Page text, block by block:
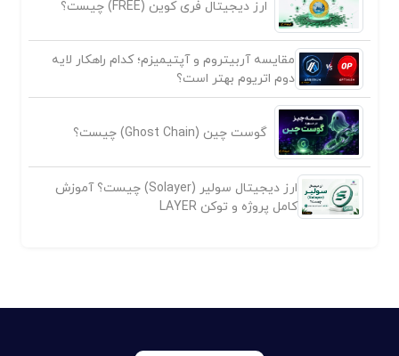
ارز دیجیتال فری کوین (FREE) چیست؟
مقایسه آربیتروم و آپتیمیزم؛ کدام راهکار لایه
دوم اتریوم بهتر است؟
گوست چین (Ghost Chain) چیست؟
ارز دیجیتال سولیر (Solayer) چیست؟ آموزش
کامل پروژه و توکن LAYER